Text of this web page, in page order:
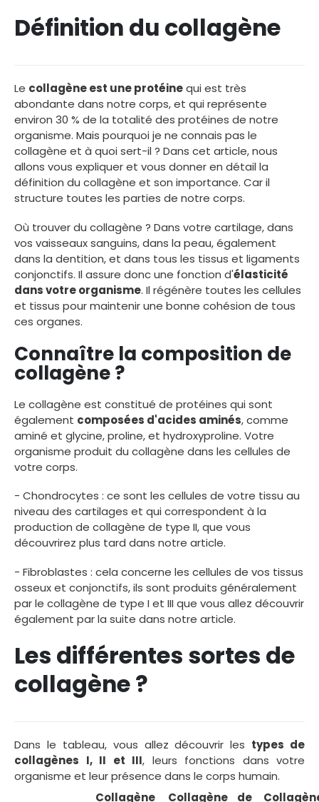
Définition du collagène
Le collagène est une protéinequi est très
abondante dans notre corps, et qui représente
environ 30 % de la totalité des protéines de notre
organisme. Mais pourquoi je ne connais pas le
collagène et à quoi sert-il ? Dans cet article, nous
allons vous expliquer et vous donner en détail la
définition du collagène et son importance. Car il
structure toutes les parties de notre corps.
Où trouver du collagène ? Dans votre cartilage, dans
vos vaisseaux sanguins, dans la peau, également
dans la dentition, et dans tous les tissus et ligaments
conjonctifs. Il assure donc une fonction d'élasticité
dans votre organisme. Il régénère toutes les cellules
et tissus pour maintenir une bonne cohésion de tous
ces organes.
Connaître la composition de
collagène ?
Le collagène est constitué de protéines qui sont
également composées d'acides aminés, comme
aminé et glycine, proline, et hydroxyproline. Votre
organisme produit du collagène dans les cellules de
votre corps.
- Chondrocytes : ce sont les cellules de votre tissu au
niveau des cartilages et qui correspondent à la
production de collagène de type II, que vous
découvrirez plus tard dans notre article.
- Fibroblastes : cela concerne les cellules de vos tissus
osseux et conjonctifs, ils sont produits généralement
par le collagène de type I et III que vous allez découvrir
également par la suite dans notre article.
Les différentes sortes de
collagène ?
Dans le tableau, vous allez découvrir les types de
collagènes I, II et III, leurs fonctions dans votre
organisme et leur présence dans le corps humain.
Collagène
Collagène de